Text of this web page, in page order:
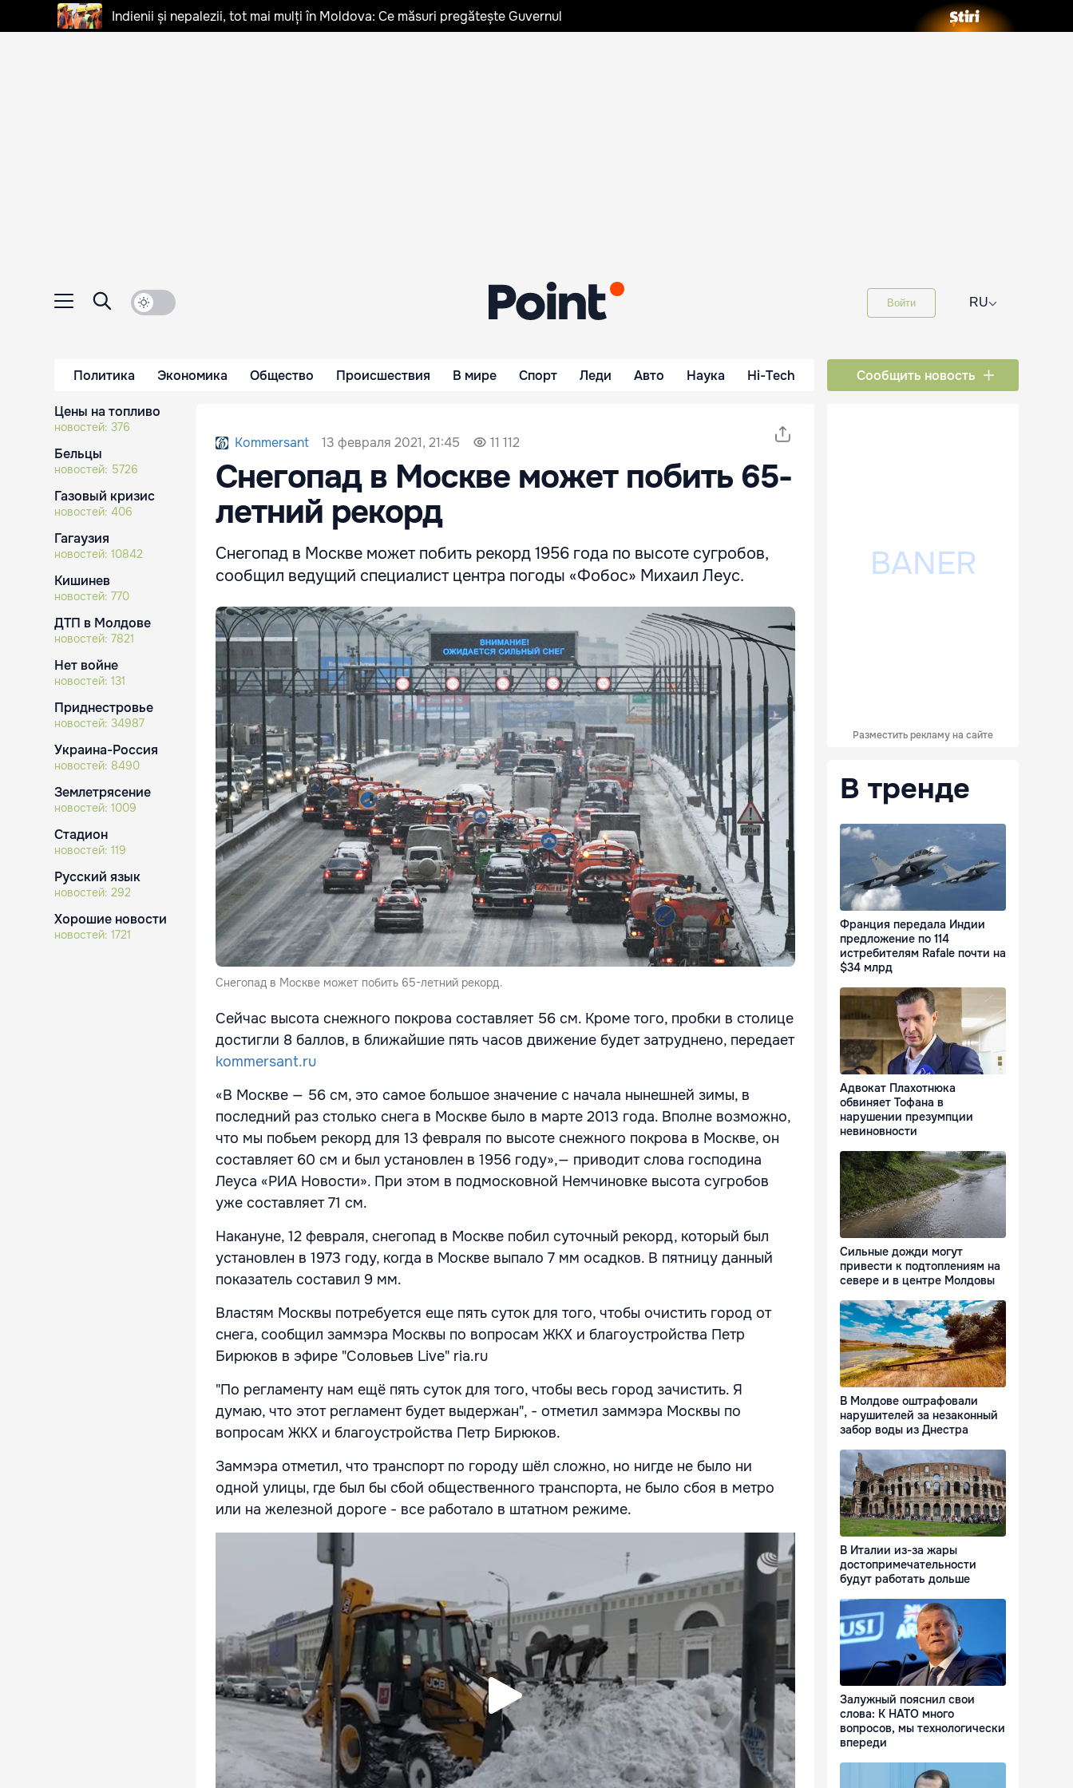
Indienii și nepalezii, tot mai mulți în Moldova: Ce măsuri pregătește Guvernul
Войти RU⌵
Политика Экономика Общество Происшествия В мире Спорт Леди Авто Наука Hi-Tech Сообщить новость
Цены на топливо
новостей: 376
Бельцы
новостей: 5726
Газовый кризис
новостей: 406
Гагаузия
новостей: 10842
Кишинев
новостей: 770
ДТП в Молдове
новостей: 7821
Нет войне
новостей: 131
Приднестровье
новостей: 34987
Украина-Россия
новостей: 8490
Землетрясение
новостей: 1009
Стадион
новостей: 119
Русский язык
новостей: 292
Хорошие новости
новостей: 1721
Kommersant 13 февраля 2021, 21:45 11 112
Снегопад в Москве может побить 65-
летний рекорд
Снегопад в Москве может побить рекорд 1956 года по высоте сугробов,
сообщил ведущий специалист центра погоды «Фобос» Михаил Леус.
Снегопад в Москве может побить 65-летний рекорд.
Сейчас высота снежного покрова составляет 56 см. Кроме того, пробки в столице
достигли 8 баллов, в ближайшие пять часов движение будет затруднено, передает
kommersant.ru
«В Москве — 56 см, это самое большое значение с начала нынешней зимы, в
последний раз столько снега в Москве было в марте 2013 года. Вполне возможно,
что мы побьем рекорд для 13 февраля по высоте снежного покрова в Москве, он
составляет 60 см и был установлен в 1956 году»,— приводит слова господина
Леуса «РИА Новости». При этом в подмосковной Немчиновке высота сугробов
уже составляет 71 см.
Накануне, 12 февраля, снегопад в Москве побил суточный рекорд, который был
установлен в 1973 году, когда в Москве выпало 7 мм осадков. В пятницу данный
показатель составил 9 мм.
Властям Москвы потребуется еще пять суток для того, чтобы очистить город от
снега, сообщил заммэра Москвы по вопросам ЖКХ и благоустройства Петр
Бирюков в эфире "Соловьев Live" ria.ru
"По регламенту нам ещё пять суток для того, чтобы весь город зачистить. Я
думаю, что этот регламент будет выдержан", - отметил заммэра Москвы по
вопросам ЖКХ и благоустройства Петр Бирюков.
Заммэра отметил, что транспорт по городу шёл сложно, но нигде не было ни
одной улицы, где был бы сбой общественного транспорта, не было сбоя в метро
или на железной дороге - все работало в штатном режиме.
Разместить рекламу на сайте
В тренде
Франция передала Индии
предложение по 114
истребителям Rafale почти на
$34 млрд
Адвокат Плахотнюка
обвиняет Тофана в
нарушении презумпции
невиновности
Сильные дожди могут
привести к подтоплениям на
севере и в центре Молдовы
В Молдове оштрафовали
нарушителей за незаконный
забор воды из Днестра
В Италии из-за жары
достопримечательности
будут работать дольше
Залужный пояснил свои
слова: К НАТО много
вопросов, мы технологически
впереди